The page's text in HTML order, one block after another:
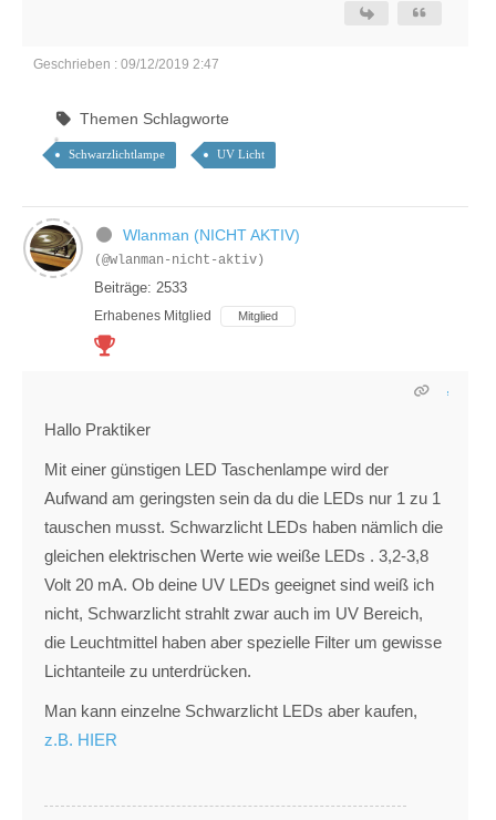
Geschrieben : 09/12/2019 2:47
Themen Schlagworte
Schwarzlichtlampe UV Licht
Wlanman (NICHT AKTIV)
(@wlanman-nicht-aktiv)
Beiträge: 2533
Erhabenes Mitglied Mitglied
Hallo Praktiker
Mit einer günstigen LED Taschenlampe wird der
Aufwand am geringsten sein da du die LEDs nur 1 zu 1
tauschen musst. Schwarzlicht LEDs haben nämlich die
gleichen elektrischen Werte wie weiße LEDs . 3,2-3,8
Volt 20 mA. Ob deine UV LEDs geeignet sind weiß ich
nicht, Schwarzlicht strahlt zwar auch im UV Bereich,
die Leuchtmittel haben aber spezielle Filter um gewisse
Lichtanteile zu unterdrücken.
Man kann einzelne Schwarzlicht LEDs aber kaufen,
z.B. HIER